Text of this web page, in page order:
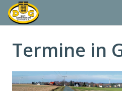
Aktivitäten
Termine in